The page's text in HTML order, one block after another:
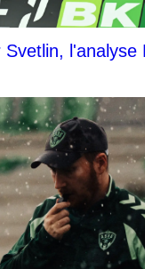
l'analyse